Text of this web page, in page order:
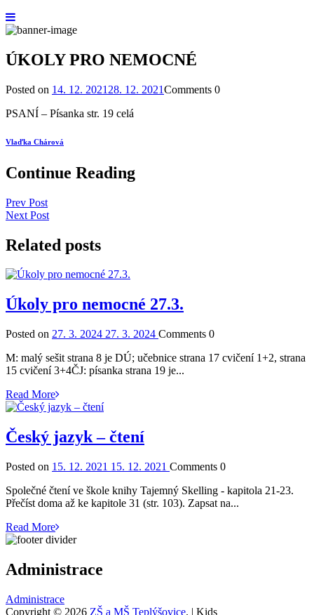
ÚKOLY PRO NEMOCNÉ
Posted on 14. 12. 2021 28. 12. 2021Comments 0
PSANÍ – Písanka str. 19 celá
Vlaďka Chárová
Continue Reading
Prev Post
Next Post
Related posts
Úkoly pro nemocné 27.3.
Posted on 27. 3. 2024 27. 3. 2024 Comments 0
M: malý sešit strana 8 je DÚ; učebnice strana 17 cvičení 1+2, strana
15 cvičení 3+4ČJ: písanka strana 19 je...
Read More
Český jazyk – čtení
Posted on 15. 12. 2021 15. 12. 2021 Comments 0
Společné čtení ve škole knihy Tajemný Skelling - kapitola 21-23.
Přečíst doma až ke kapitole 31 (str. 103). Zapsat na...
Read More
Administrace
Administrace
Copyright © 2026 ZŠ a MŠ Teplýšovice. | Kids